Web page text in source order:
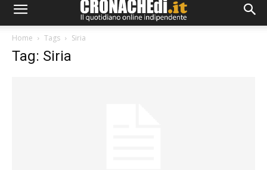
Home Tags Siria
Tag: Siria